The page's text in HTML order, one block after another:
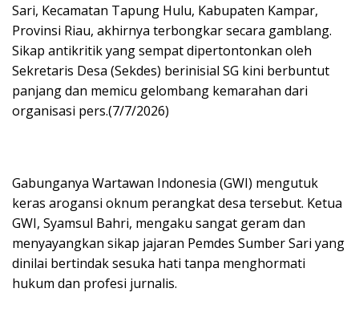
Sari, Kecamatan Tapung Hulu, Kabupaten Kampar,
Provinsi Riau, akhirnya terbongkar secara gamblang.
Sikap antikritik yang sempat dipertontonkan oleh
Sekretaris Desa (Sekdes) berinisial SG kini berbuntut
panjang dan memicu gelombang kemarahan dari
organisasi pers.(7/7/2026)
​Gabunganya Wartawan Indonesia (GWI) mengutuk
keras arogansi oknum perangkat desa tersebut. Ketua
GWI, Syamsul Bahri, mengaku sangat geram dan
menyayangkan sikap jajaran Pemdes Sumber Sari yang
dinilai bertindak sesuka hati tanpa menghormati
hukum dan profesi jurnalis.